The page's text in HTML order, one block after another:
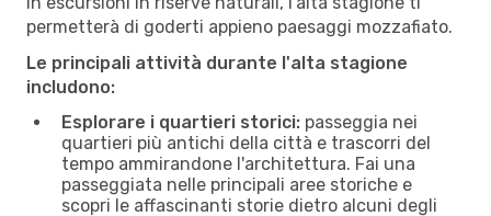
permetterà di goderti appieno paesaggi mozzafiato.
Le principali attività durante l'alta stagione
includono:
Esplorare i quartieri storici: passeggia nei
quartieri più antichi della città e trascorri del
tempo ammirandone l'architettura. Fai una
passeggiata nelle principali aree storiche e
scopri le affascinanti storie dietro alcuni degli